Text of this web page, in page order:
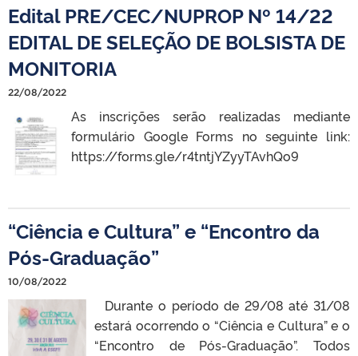
Edital PRE/CEC/NUPROP Nº 14/22
EDITAL DE SELEÇÃO DE BOLSISTA DE
MONITORIA
22/08/2022
As inscrições serão realizadas mediante
formulário Google Forms no seguinte link:
https://forms.gle/r4tntjYZyyTAvhQo9
“Ciência e Cultura” e “Encontro da
Pós-Graduação”
10/08/2022
Durante o período de 29/08 até 31/08
estará ocorrendo o “Ciência e Cultura” e o
“Encontro de Pós-Graduação”. Todos